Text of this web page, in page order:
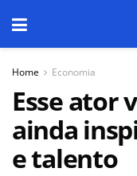
Home Economia
Esse ator
ainda
e talento